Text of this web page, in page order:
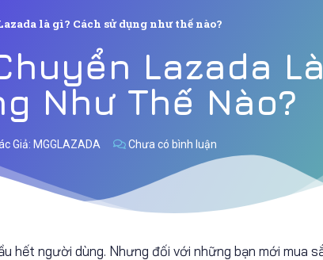
là gì? Cách sử dụng như thế nào?
Lazada Là
Như Thế Nào?
Giả: MGGLAZADA Chưa có bình luận
hết người dùng. Nhưng đối với những bạn mới mua